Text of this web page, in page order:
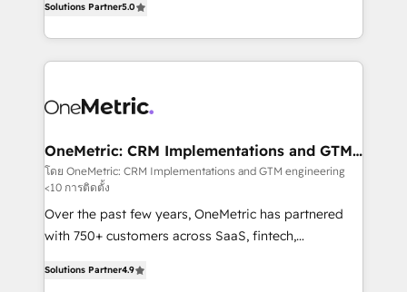
transformation. D'abord les fondations : des
données unifiées, des processus alignés. Ensuite
vraie performance vient de l'intérieur. Act Inside.
Stand Out.
system environments and global SaaS or
manufacturing teams. Trusted by leading enterprises
and fast growing scale ups including Sony, Rapyd,
Design Automation and Uptive. 📊 RevOps & data
integrations 🤖 AI workflows & enrichment 📘 Team
enablement & company-wide adoption We create
HubSpot environments that teams use with
confidence and that leadership can rely on for
scalable revenue insights.
Solutions Partner5.0
OneMetric: CRM Implementations and GTM
engineering
โดย OneMetric: CRM Implementations and GTM engineering
<10 การติดตั้ง
Over the past few years, OneMetric has partnered
with 750+ customers across SaaS, fintech,
150+ HubSpot-certified experts, we deliver scalable
Solutions Partner4.9